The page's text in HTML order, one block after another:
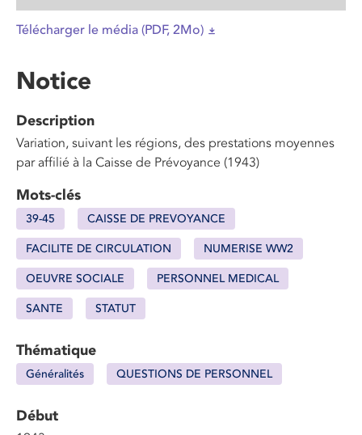
Télécharger le média (PDF, 2Mo)
Notice
Description
Variation, suivant les régions, des prestations moyennes
par affilié à la Caisse de Prévoyance (1943)
Mots-clés
39-45 CAISSE DE PREVOYANCE
FACILITE DE CIRCULATION NUMERISE WW2
OEUVRE SOCIALE PERSONNEL MEDICAL
SANTE STATUT
Thématique
Généralités QUESTIONS DE PERSONNEL
Début